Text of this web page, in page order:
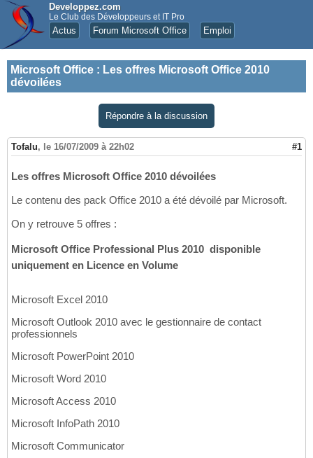
Developpez.com
Le Club des Développeurs et IT Pro
Actus Forum Microsoft Office Emploi
Microsoft Office : Les offres Microsoft Office 2010
dévoilées
Répondre à la discussion
Tofalu, le 16/07/2009 à 22h02 #1
Les offres Microsoft Office 2010 dévoilées
Le contenu des pack Office 2010 a été dévoilé par Microsoft.
On y retrouve 5 offres :
Microsoft Office Professional Plus 2010  disponible
uniquement en Licence en Volume
Microsoft Excel 2010
Microsoft Outlook 2010 avec le gestionnaire de contact
professionnels
Microsoft PowerPoint 2010
Microsoft Word 2010
Microsoft Access 2010
Microsoft InfoPath 2010
Microsoft Communicator